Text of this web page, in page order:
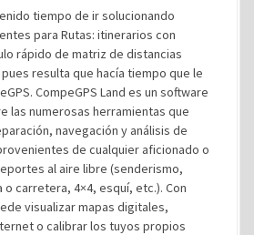
tiempo de ir solucionando
para Rutas: itinerarios con
rápido de matriz de distancias
resulta que hacía tiempo que le
CompeGPS Land es un software
las numerosas herramientas que
navegación y análisis de
de cualquier aficionado o
al aire libre (senderismo,
carretera, 4×4, esquí, etc.). Con
visualizar mapas digitales,
o calibrar los tuyos propios